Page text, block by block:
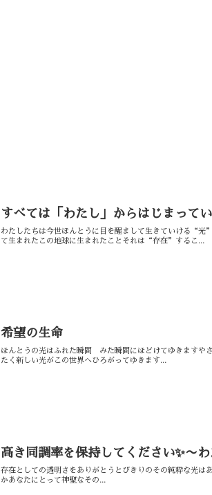
すべては「わたし」からはじまってい
わたしたちは今世ほんとうに目を醒まして生きていける“
て生まれたこの地球に生まれたことそれは“存在”するこ...
希望の生命
ほんとうの光はふれた瞬間 みた瞬間にほどけてゆきます⁡や
たく新しい光がこの世界へひろがってゆきます⁡⁡...
高き同調率を保持してください✨〜
存在としての透明さをありがとう⁡⁡とびきりのその純粋な光は
か⁡⁡⁡⁡⁡あなたにとって神聖なその...